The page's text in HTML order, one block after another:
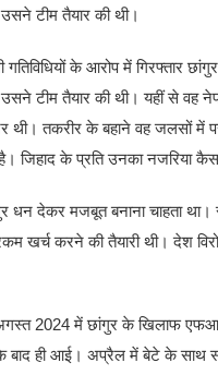
टीम तैयार की थी।
गतिविधियों के आरोप में गिरफ्तार
टीम तैयार की थी। यहीं से वह
तकरीर के बहाने वह जलसों में
जिहाद के प्रति उनका नजरिया
धन देकर मजबूत बनाना चाहता
खर्च करने की तैयारी थी। देश
2024 में छांगुर के खिलाफ
के बाद ही आई। अप्रैल में बेटे के साथ